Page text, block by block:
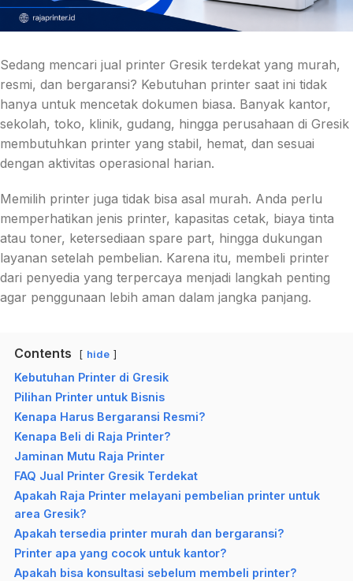
Sedang mencari jual printer Gresik terdekat yang murah,
resmi, dan bergaransi? Kebutuhan printer saat ini tidak
hanya untuk mencetak dokumen biasa. Banyak kantor,
sekolah, toko, klinik, gudang, hingga perusahaan di Gresik
membutuhkan printer yang stabil, hemat, dan sesuai
dengan aktivitas operasional harian.
Memilih printer juga tidak bisa asal murah. Anda perlu
memperhatikan jenis printer, kapasitas cetak, biaya tinta
atau toner, ketersediaan spare part, hingga dukungan
layanan setelah pembelian. Karena itu, membeli printer
dari penyedia yang terpercaya menjadi langkah penting
agar penggunaan lebih aman dalam jangka panjang.
Contents hide
Kebutuhan Printer di Gresik
Pilihan Printer untuk Bisnis
Kenapa Harus Bergaransi Resmi?
Kenapa Beli di Raja Printer?
Jaminan Mutu Raja Printer
FAQ Jual Printer Gresik Terdekat
Apakah Raja Printer melayani pembelian printer untuk
area Gresik?
Apakah tersedia printer murah dan bergaransi?
Printer apa yang cocok untuk kantor?
Apakah bisa konsultasi sebelum membeli printer?